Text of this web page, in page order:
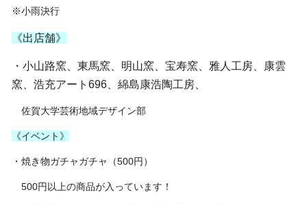
※小雨決行
《出店舗》
・小山路窯、 東馬窯、明山窯、宝寿窯、雅人工房、康雲
窯、 浩充アート696、 綿島康浩陶工房、
佐賀大学芸術地域デザイン部
《イベント》
・焼き物ガチャガチャ（500円）
500円以上の商品が入っています！